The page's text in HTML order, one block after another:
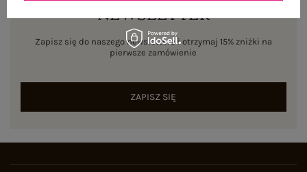
NEWSLETTER
Zapisz się do naszego newslettera i otrzymaj 15% zniżki na
pierwsze zamówienie
ZAPISZ SIĘ